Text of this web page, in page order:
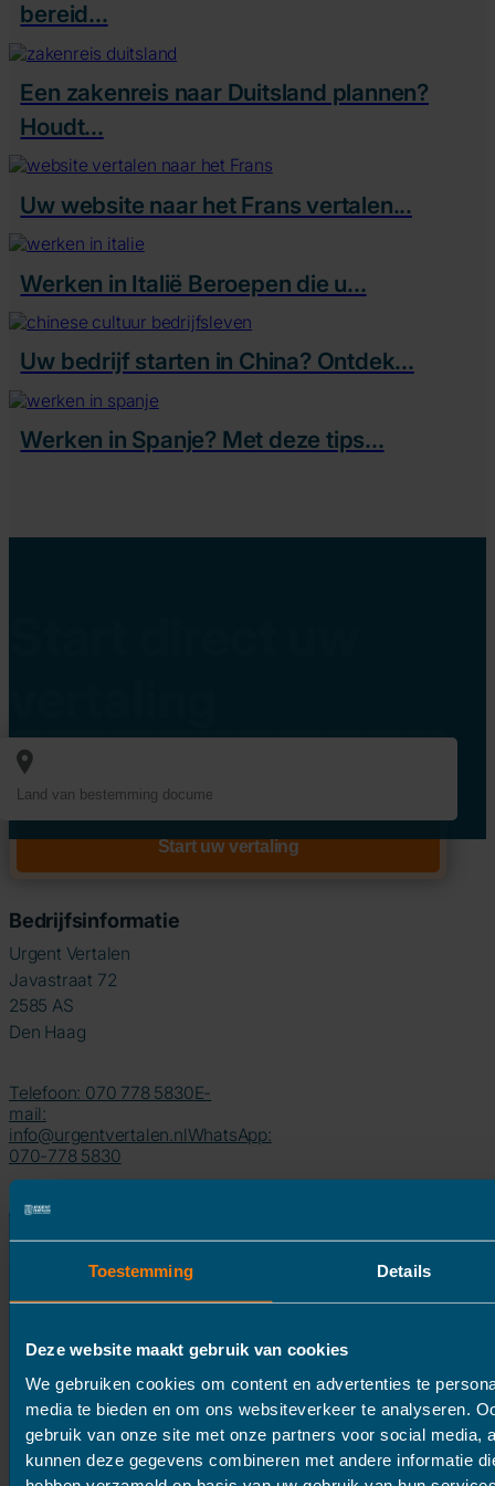
Toestemming Details
Deze website maakt gebruik van cookies
We gebruiken cookies om content en advertenties te
media te bieden en om ons websiteverkeer te analyseren.
gebruik van onze site met onze partners voor social media,
kunnen deze gegevens combineren met andere informatie
bereid...
Een zakenreis naar Duitsland plannen?
Houdt...
Uw website naar het Frans vertalen...
Werken in Italië Beroepen die u...
Uw bedrijf starten in China? Ontdek...
Werken in Spanje? Met deze tips...
Bedrijfsinformatie
Urgent Vertalen
Javastraat 72
2585 AS
Den Haag
Telefoon: 070 778 5830E-
mail:
info@urgentvertalen.nlWhatsApp:
070-778 5830